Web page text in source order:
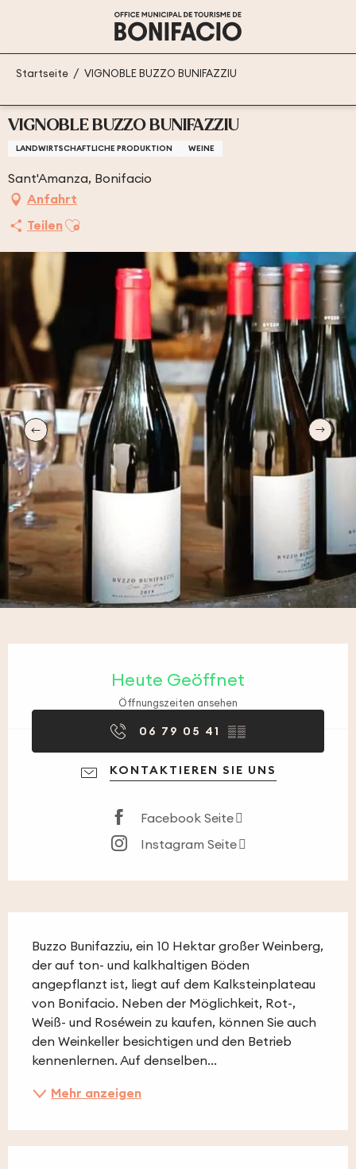
principal
Startseite VIGNOBLE BUZZO BUNIFAZZIU
VIGNOBLE BUZZO BUNIFAZZIU
LANDWIRTSCHAFTLICHE PRODUKTION WEINE
Sant'Amanza, Bonifacio
Anfahrt
TeilenAjouter aux favoris
Heute Geöffnet
Öffnungszeiten ansehen
06 79 05 41 ▒▒
KONTAKTIEREN SIE UNS
Facebook Seite
Instagram Seite
Buzzo Bunifazziu, ein 10 Hektar großer Weinberg,
der auf ton- und kalkhaltigen Böden
angepflanzt ist, liegt auf dem Kalksteinplateau
von Bonifacio. Neben der Möglichkeit, Rot-,
Weiß- und Roséwein zu kaufen, können Sie auch
den Weinkeller besichtigen und den Betrieb
kennenlernen. Auf denselben...
Mehr anzeigen